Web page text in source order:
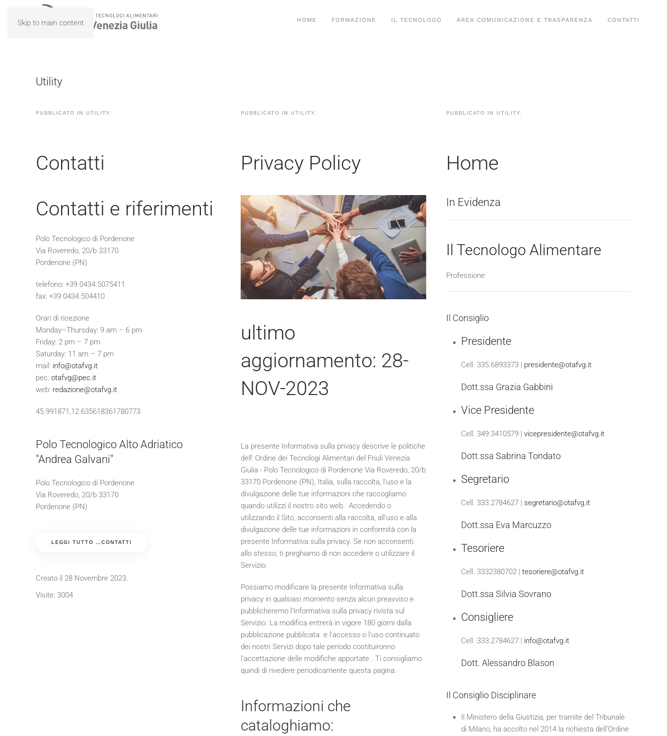
Skip to main content HOME FORMAZIONE IL TECNOLOGO AREA COMUNICAZIONE E TRASPARENZA CONTATTI
Utility
PUBBLICATO IN UTILITY.
Contatti
Contatti e riferimenti
Polo Tecnologico di Pordenone
Via Roveredo, 20/b 33170
Pordenone (PN)
telefono: +39.0434.5075411
fax: +39.0434.504410
Orari di ricezione
Monday–Thursday: 9 am – 6 pm
Friday: 2 pm – 7 pm
Saturday: 11 am – 7 pm
mail: info@otafvg.it
pec: otafvg@pec.it
web: redazione@otafvg.it
45.991871,12.635618361780773
Polo Tecnologico Alto Adriatico
"Andrea Galvani"
Polo Tecnologico di Pordenone
Via Roveredo, 20/b 33170
Pordenone (PN)
LEGGI TUTTO …CONTATTI
Creato il 28 Novembre 2023.
Visite: 3004
PUBBLICATO IN UTILITY.
Privacy Policy
ultimo
aggiornamento: 28-
NOV-2023
La presente Informativa sulla privacy descrive le politiche
dell' Ordine dei Tecnologi Alimentari del Friuli Venezia
Giulia - Polo Tecnologico di Pordenone Via Roveredo, 20/b
33170 Pordenone (PN), Italia, sulla raccolta, l'uso e la
divulgazione delle tue informazioni che raccogliamo
quando utilizzi il nostro sito web. Accedendo o
utilizzando il Sito, acconsenti alla raccolta, all'uso e alla
divulgazione delle tue informazioni in conformità con la
presente Informativa sulla privacy. Se non acconsenti
allo stesso, ti preghiamo di non accedere o utilizzare il
Servizio.
Possiamo modificare la presente Informativa sulla
privacy in qualsiasi momento senza alcun preavviso e
pubblicheremo l'Informativa sulla privacy rivista sul
Servizio. La modifica entrerà in vigore 180 giorni dalla
pubblicazione pubblicata e l'accesso o l'uso continuato
dei nostri Servizi dopo tale periodo costituironno
l'accettazione delle modifiche apportate . Ti consigliamo
quindi di rivedere periodicamente questa pagina.
Informazioni che
cataloghiamo:
PUBBLICATO IN UTILITY.
Home
In Evidenza
Il Tecnologo Alimentare
Professione
Il Consiglio
Presidente
Cell. 335.6893373 | presidente@otafvg.it
Dott.ssa Grazia Gabbini
Vice Presidente
Cell. 349.3410579 | vicepresidente@otafvg.it
Dott.ssa Sabrina Tondato
Segretario
Cell. 333.2784627 | segretario@otafvg.it
Dott.ssa Eva Marcuzzo
Tesoriere
Cell. 3332380702 | tesoriere@otafvg.it
Dott.ssa Silvia Sovrano
Consigliere
Cell. 333.2784627 | info@otafvg.it
Dott. Alessandro Blason
Il Consiglio Disciplinare
Il Ministero della Giustizia, per tramite del Tribunale
di Milano, ha accolto nel 2014 la richiesta dell’Ordine